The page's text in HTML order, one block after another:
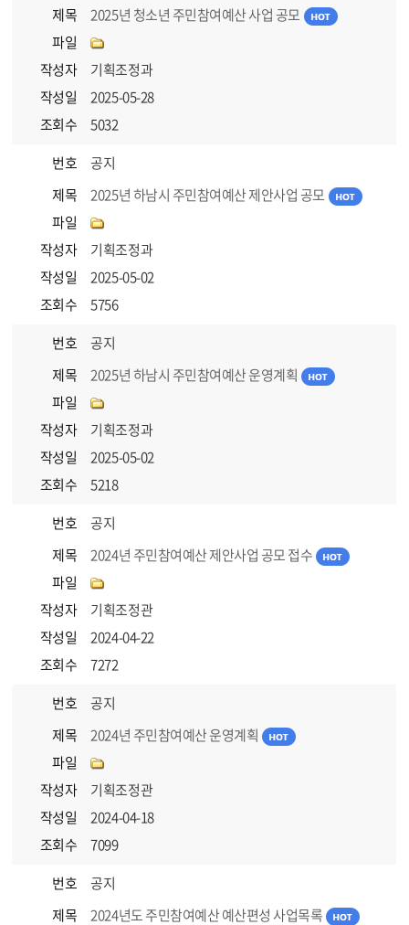
제목
2025년 청소년 주민참여예산 사업 공모
파일
작성자
기획조정과
작성일
2025-05-28
조회수
5032
번호
공지
제목
2025년 하남시 주민참여예산 제안사업 공모
파일
작성자
기획조정과
작성일
2025-05-02
조회수
5756
번호
공지
제목
2025년 하남시 주민참여예산 운영계획
파일
작성자
기획조정과
작성일
2025-05-02
조회수
5218
번호
공지
제목
2024년 주민참여예산 제안사업 공모 접수
파일
작성자
기획조정관
작성일
2024-04-22
조회수
7272
번호
공지
제목
2024년 주민참여예산 운영계획
파일
작성자
기획조정관
작성일
2024-04-18
조회수
7099
번호
공지
제목
2024년도 주민참여예산 예산편성 사업목록